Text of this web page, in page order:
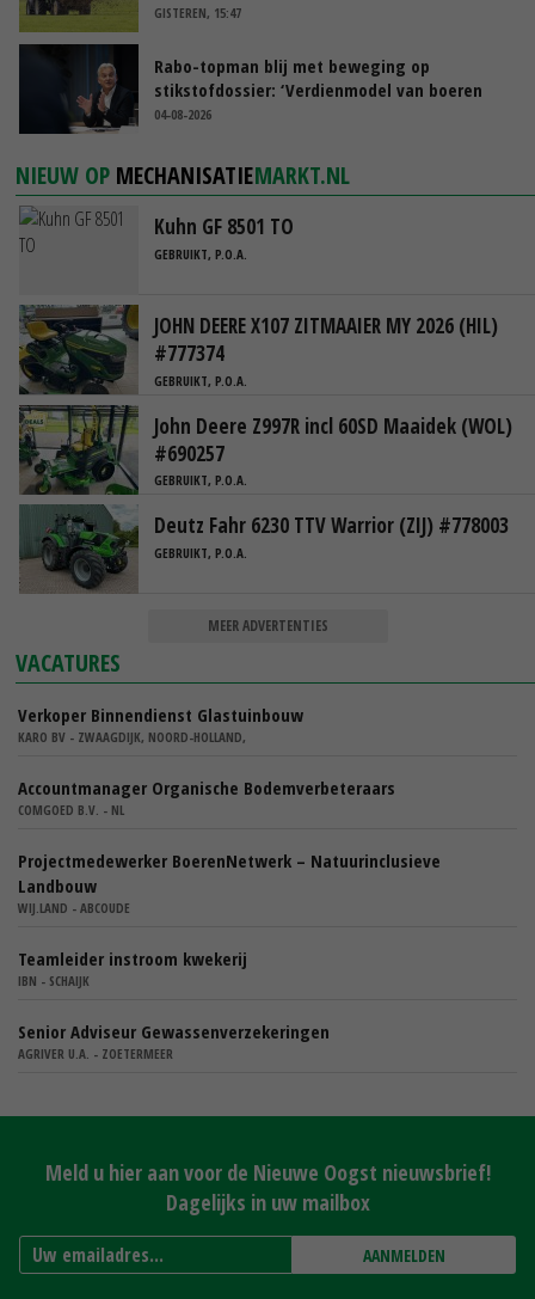
GISTEREN, 15:47
Rabo-topman blij met beweging op
stikstofdossier: ‘Verdienmodel van boeren
blijft cruciaal’
04-08-2026
NIEUW OP MECHANISATIEMARKT.NL
Kuhn GF 8501 TO
GEBRUIKT, P.O.A.
JOHN DEERE X107 ZITMAAIER MY 2026 (HIL)
#777374
GEBRUIKT, P.O.A.
John Deere Z997R incl 60SD Maaidek (WOL)
#690257
GEBRUIKT, P.O.A.
Deutz Fahr 6230 TTV Warrior (ZIJ) #778003
GEBRUIKT, P.O.A.
MEER ADVERTENTIES
VACATURES
Verkoper Binnendienst Glastuinbouw
KARO BV - ZWAAGDIJK, NOORD-HOLLAND,
Accountmanager Organische Bodemverbeteraars
COMGOED B.V. - NL
Projectmedewerker BoerenNetwerk – Natuurinclusieve
Landbouw
WIJ.LAND - ABCOUDE
Teamleider instroom kwekerij
IBN - SCHAIJK
Senior Adviseur Gewassenverzekeringen
AGRIVER U.A. - ZOETERMEER
Meld u hier aan voor de Nieuwe Oogst nieuwsbrief!
Dagelijks in uw mailbox
AANMELDEN